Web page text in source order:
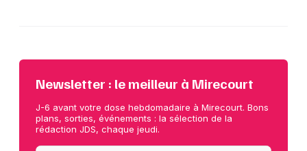
Newsletter : le meilleur à Mirecourt
J-6 avant votre dose hebdomadaire à Mirecourt. Bons
plans, sorties, événements : la sélection de la
rédaction JDS, chaque jeudi.